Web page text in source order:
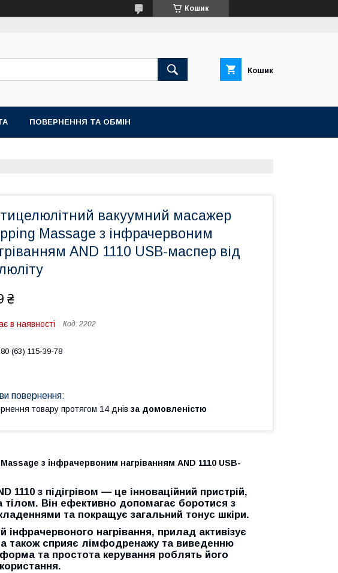
Кошик
Кошик
ПОВЕРНЕННЯ ТА ОБМІН
вакуумний масажер
Massage з інфрачервоним
AND 1110 USB-маспер від
₴
в наявності Код: 2202
(63) 115-39-78
товару протягом 14 днів за домовленістю
з інфрачервоним нагріванням AND 1110 USB-
1110 з підігрівом — це інноваційний пристрій,
Він ефективно допомагає боротися з
та покращує загальний тонус шкіри.
інфрачервоного нагрівання, прилад активізує
а також сприяє лімфодренажу та виведенню
та простота керування роблять його